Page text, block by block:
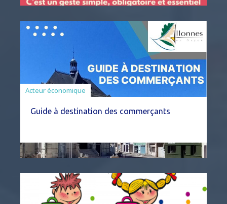
Acteur économique
Guide à destination des commerçants